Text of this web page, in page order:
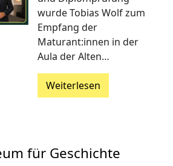
wurde Tobias Wolf zum
Empfang der
Maturant:innen in der
Aula der Alten…
Weiterlesen
für Geschichte